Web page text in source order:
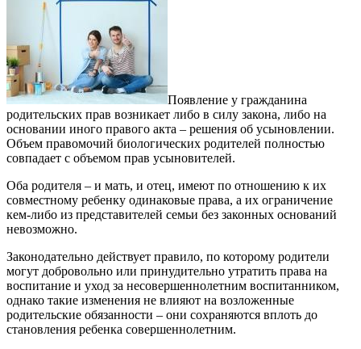
Появление у гражданина
родительских прав возникает либо в силу закона, либо на
основании иного правого акта – решения об усыновлении.
Объем правомочий биологических родителей полностью
совпадает с объемом прав усыновителей.
Оба родителя – и мать, и отец, имеют по отношению к их
совместному ребенку одинаковые права, а их ограничение
кем-либо из представителей семьи без законных оснований
невозможно.
Законодательно действует правило, по которому родители
могут добровольно или принудительно утратить права на
воспитание и уход за несовершеннолетним воспитанником,
однако такие изменения не влияют на возложенные
родительские обязанности – они сохраняются вплоть до
становления ребенка совершеннолетним.